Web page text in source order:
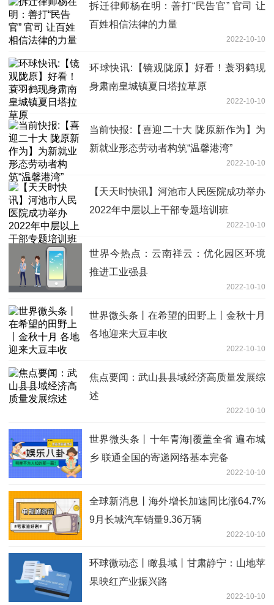
拆迁律师杨在明：善打“民告官” 官司 让
百姓相信法律的力量
2022-10-10
环球快讯:【镜观陇原】好看！蓑羽鹤现
身肃南皇城镇夏日塔拉草原
2022-10-10
当前快报:【喜迎二十大 陇原新作为】为
新就业形态劳动者构筑“温馨港湾”
2022-10-10
【天天时快讯】河池市人民医院成功举办
2022年中层以上干部专题培训班
2022-10-10
世界今热点：云南祥云：优化园区环境
推进工业强县
2022-10-10
世界微头条丨在希望的田野上丨金秋十月
各地迎来大豆丰收
2022-10-10
焦点要闻：武山县县域经济高质量发展综
述
2022-10-10
世界微头条丨十年青海|覆盖全省 遍布城
乡 联通全国的寄递网络基本完备
2022-10-10
全球新消息丨海外增长加速同比涨64.7%
9月长城汽车销量9.36万辆
2022-10-10
环球微动态丨瞰县域丨甘肃静宁：山地苹
果映红产业振兴路
2022-10-10